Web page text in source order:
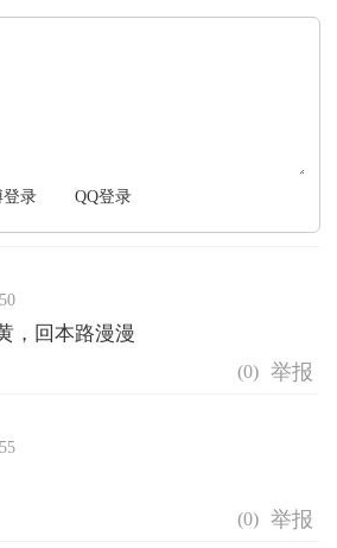
登录 QQ登录
，回本路漫漫
(0)
(0)